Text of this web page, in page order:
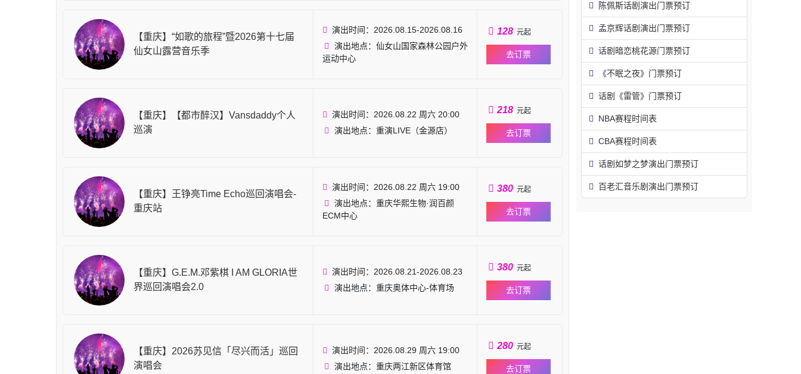
【重庆】“如歌的旅程”暨2026第十七届
仙女山露营音乐季
演出时间：2026.08.15-2026.08.16
演出地点：仙女山国家森林公园户外
运动中心
128 元起
去订票
【重庆】【都市醉汉】Vansdaddy个人
巡演
演出时间：2026.08.22 周六 20:00
演出地点：重演LIVE（金源店）
218 元起
去订票
【重庆】王铮亮Time Echo巡回演唱会-
重庆站
演出时间：2026.08.22 周六 19:00
演出地点：重庆华熙生物·润百颜
ECM中心
380 元起
去订票
【重庆】G.E.M.邓紫棋 I AM GLORIA世
界巡回演唱会2.0
演出时间：2026.08.21-2026.08.23
演出地点：重庆奥体中心-体育场
380 元起
去订票
【重庆】2026苏见信「尽兴而活」巡回
演唱会
演出时间：2026.08.29 周六 19:00
演出地点：重庆两江新区体育馆
280 元起
去订票
陈佩斯话剧演出门票预订
孟京辉话剧演出门票预订
话剧暗恋桃花源门票预订
《不眠之夜》门票预订
话剧《雷管》门票预订
NBA赛程时间表
CBA赛程时间表
话剧如梦之梦演出门票预订
百老汇音乐剧演出门票预订